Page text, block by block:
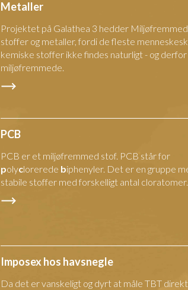
Metaller
Projektet på Galathea 3 hedder
stoffer og metaller, fordi de fleste
kemiske stoffer ikke findes naturligt - og
miljøfremmede.
PCB
PCB er et miljøfremmed stof. PCB står for
polyclorerede biphenyler. Det er en gruppe
stabile stoffer med forskelligt antal cloratomer.
Imposex hos havsnegle
Da det er vanskeligt og dyrt at måle TBT